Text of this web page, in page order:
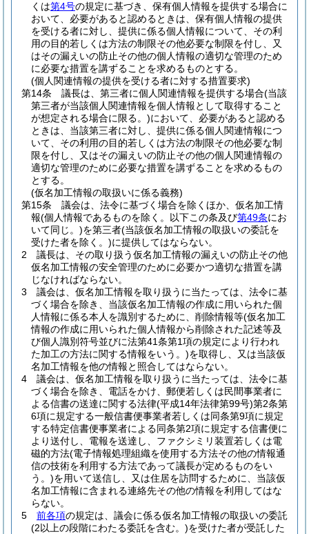
くは第4号の規定に基づき、保有個人情報を提供する場合に
おいて、必要があると認めるときは、保有個人情報の提供
を受ける者に対し、提供に係る個人情報について、その利
用の目的若しくは方法の制限その他必要な制限を付し、又
はその漏えいの防止その他の個人情報の適切な管理のため
に必要な措置を講ずることを求めるものとする。
(個人関連情報の提供を受ける者に対する措置要求)
第14条
議長は、第三者に個人関連情報を提供する場合(当該
第三者が当該個人関連情報を個人情報として取得すること
が想定される場合に限る。)において、必要があると認める
ときは、当該第三者に対し、提供に係る個人関連情報につ
いて、その利用の目的若しくは方法の制限その他必要な制
限を付し、又はその漏えいの防止その他の個人関連情報の
適切な管理のために必要な措置を講ずることを求めるもの
とする。
(仮名加工情報の取扱いに係る義務)
第15条
議会は、法令に基づく場合を除くほか、仮名加工情
報(個人情報であるものを除く。以下この条及び第49条にお
いて同じ。)を第三者(当該仮名加工情報の取扱いの委託を
受けた者を除く。)に提供してはならない。
2
議長は、その取り扱う仮名加工情報の漏えいの防止その他
仮名加工情報の安全管理のために必要かつ適切な措置を講
じなければならない。
3
議会は、仮名加工情報を取り扱うに当たっては、法令に基
づく場合を除き、当該仮名加工情報の作成に用いられた個
人情報に係る本人を識別するために、削除情報等(仮名加工
情報の作成に用いられた個人情報から削除された記述等及
び個人識別符号並びに法第41条第1項の規定により行われ
た加工の方法に関する情報をいう。)を取得し、又は当該仮
名加工情報を他の情報と照合してはならない。
4
議会は、仮名加工情報を取り扱うに当たっては、法令に基
づく場合を除き、電話をかけ、郵便若しくは民間事業者に
よる信書の送達に関する法律(平成14年法律第99号)第2条第
6項に規定する一般信書便事業者若しくは同条第9項に規定
する特定信書便事業者による同条第2項に規定する信書便に
より送付し、電報を送達し、ファクシミリ装置若しくは電
磁的方法(電子情報処理組織を使用する方法その他の情報通
信の技術を利用する方法であって議長が定めるものをい
う。)を用いて送信し、又は住居を訪問するために、当該仮
名加工情報に含まれる連絡先その他の情報を利用してはな
らない。
5
前各項の規定は、議会に係る仮名加工情報の取扱いの委託
(2以上の段階にわたる委託を含む。)を受けた者が受託した